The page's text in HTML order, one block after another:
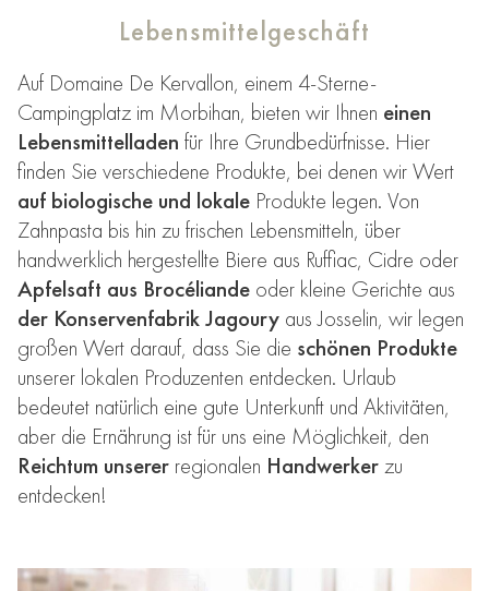
Lebensmittelgeschäft
Auf Domaine De Kervallon, einem 4-Sterne-
Campingplatz im Morbihan, bieten wir Ihnen einen
Lebensmittelladen für Ihre Grundbedürfnisse. Hier
finden Sie verschiedene Produkte, bei denen wir Wert
auf biologische und lokale Produkte legen. Von
Zahnpasta bis hin zu frischen Lebensmitteln, über
handwerklich hergestellte Biere aus Ruffiac, Cidre oder
Apfelsaft aus Brocéliande oder kleine Gerichte aus
der Konservenfabrik Jagoury aus Josselin, wir legen
großen Wert darauf, dass Sie die schönen Produkte
unserer lokalen Produzenten entdecken. Urlaub
bedeutet natürlich eine gute Unterkunft und Aktivitäten,
aber die Ernährung ist für uns eine Möglichkeit, den
Reichtum unserer regionalen Handwerkerzu
entdecken!